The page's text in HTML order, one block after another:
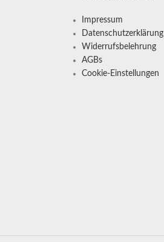
Impressum
Datenschutzerklärung
Widerrufsbelehrung
AGBs
Cookie-Einstellungen